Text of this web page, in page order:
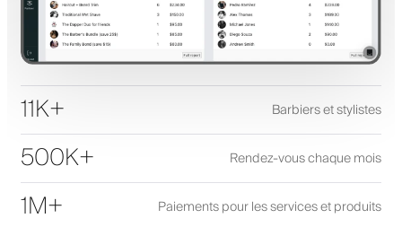
11K+ Barbiers et stylistes
500K+ Rendez-vous chaque mois
1M+ Paiements pour les services et produits